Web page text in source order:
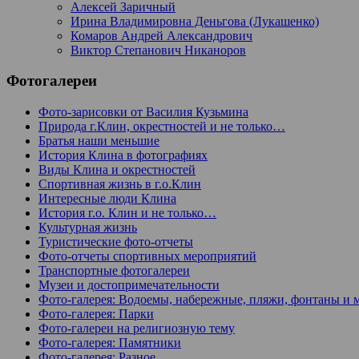
Алексей Заричный
Ирина Владимировна Деньгова (Лукашенко)
Комаров Андрей Александрович
Виктор Степанович Никаноров
Фотогалереи
Фото-зарисовки от Василия Кузьмина
Природа г.Клин, окрестностей и не только…
Братья наши меньшие
История Клина в фотографиях
Виды Клина и окрестностей
Спортивная жизнь в г.о.Клин
Интересные люди Клина
История г.о. Клин и не только…
Культурная жизнь
Туристические фото-отчеты
Фото-отчеты спортивных мероприятий
Транспортные фотогалереи
Музеи и достопримечательности
Фото-галерея: Водоемы, набережные, пляжи, фонтаны и
Фото-галерея: Парки
Фото-галереи на религиозную тему
Фото-галерея: Памятники